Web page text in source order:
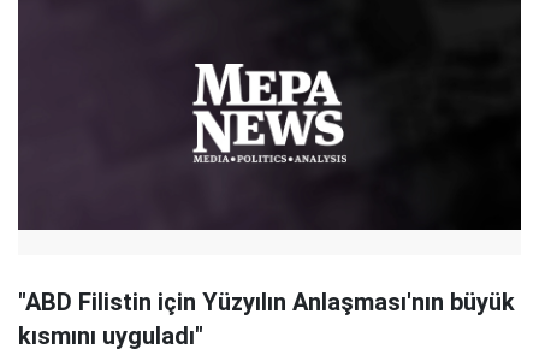
"ABD Filistin için Yüzyılın Anlaşması'nın büyük
kısmını uyguladı"